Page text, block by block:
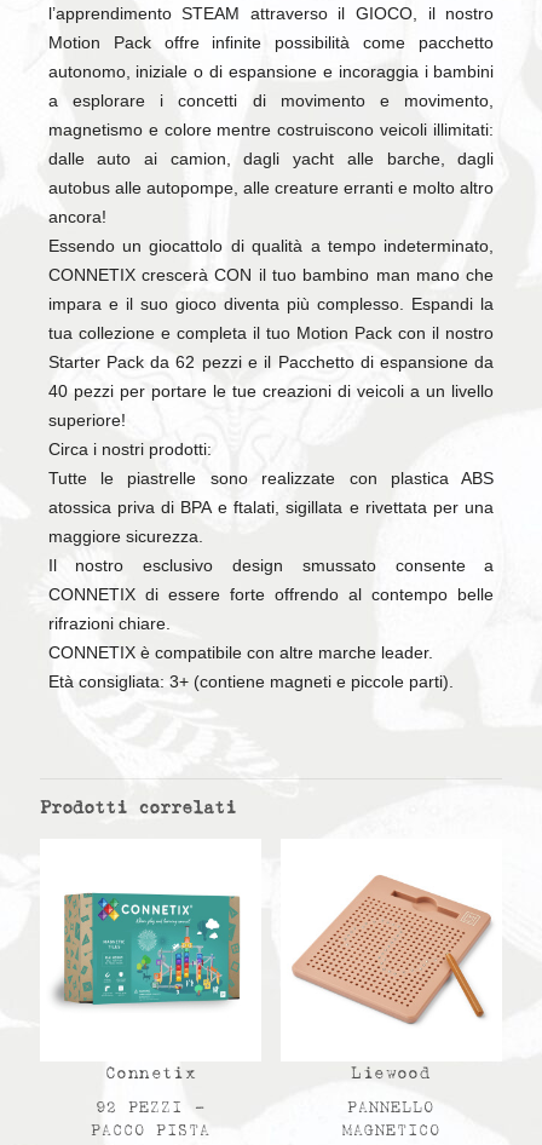
l’apprendimento STEAM attraverso il GIOCO, il nostro
Motion Pack offre infinite possibilità come pacchetto
autonomo, iniziale o di espansione e incoraggia i bambini
a esplorare i concetti di movimento e movimento,
magnetismo e colore mentre costruiscono veicoli illimitati:
dalle auto ai camion, dagli yacht alle barche, dagli
autobus alle autopompe, alle creature erranti e molto altro
ancora!
Essendo un giocattolo di qualità a tempo indeterminato,
CONNETIX crescerà CON il tuo bambino man mano che
impara e il suo gioco diventa più complesso. Espandi la
tua collezione e completa il tuo Motion Pack con il nostro
Starter Pack da 62 pezzi e il Pacchetto di espansione da
40 pezzi per portare le tue creazioni di veicoli a un livello
superiore!
Circa i nostri prodotti:
Tutte le piastrelle sono realizzate con plastica ABS
atossica priva di BPA e ftalati, sigillata e rivettata per una
maggiore sicurezza.
Il nostro esclusivo design smussato consente a
CONNETIX di essere forte offrendo al contempo belle
rifrazioni chiare.
CONNETIX è compatibile con altre marche leader.
Età consigliata: 3+ (contiene magneti e piccole parti).
Prodotti correlati
Connetix
92 PEZZI –
PACCO PISTA
Liewood
PANNELLO
MAGNETICO